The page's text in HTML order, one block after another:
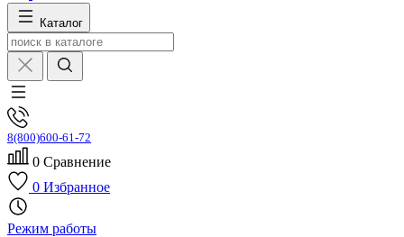
Каталог
8(800)600-61-72
0 Сравнение
0 Избранное
Режим работы